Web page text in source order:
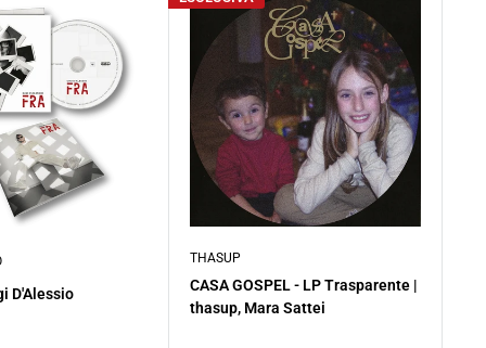
D'Alessio
THASUP
CASA GOSPEL - LP Trasparente |
thasup, Mara Sattei